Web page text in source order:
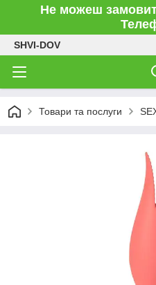
Не можеш
SHVI-DOV
Товари та послуги